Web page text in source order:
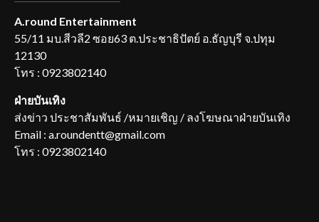
A.round Entertainment
55/11 มบ.สีวลี2 ซอย63 ต.ประชาธิปัตย์ อ.ธัญบุรี จ.ปทุม
12130
โทร : 0923802140
ฝ่ายบันเทิง
ส่งข่าว ประชาสัมพันธ์ /หมายเชิญ / ลงโฆษณาฝ่ายบันเทิง
Email : a.roundentt@gmail.com
โทร : 0923802140